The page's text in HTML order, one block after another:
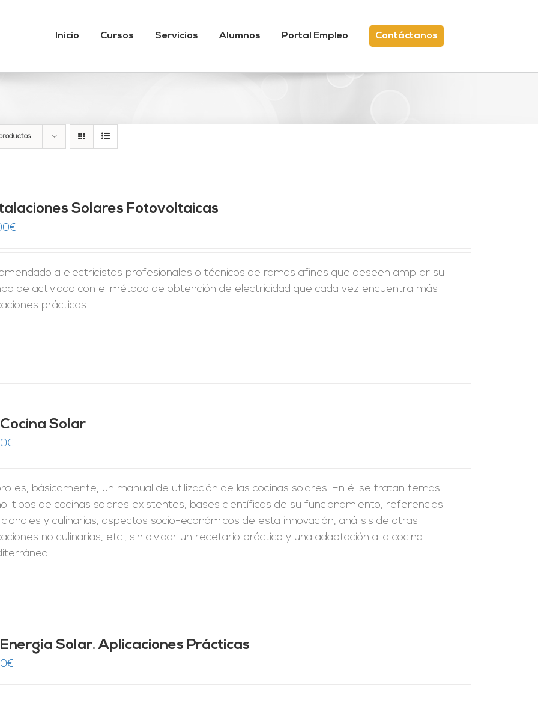
Inicio Cursos Servicios Alumnos Portal Empleo Contáctanos
Solares Fotovoltaicas
€
a electricistas profesionales o técnicos de ramas afines que deseen ampliar su
de actividad con el método de obtención de electricidad que cada vez encuentra más
prácticas.
Solar
€
es, básicamente, un manual de utilización de las cocinas solares. En él se tratan temas
tipos de cocinas solares existentes, bases científicas de su funcionamiento, referencias
y culinarias, aspectos socio-económicos de esta innovación, análisis de otras
no culinarias, etc., sin olvidar un recetario práctico y una adaptación a la cocina
Solar. Aplicaciones Prácticas
€